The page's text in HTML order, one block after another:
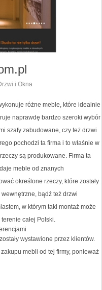
i Okna
różne meble, które idealnie
naprawdę bardzo szeroki wybór
szafy zabudowane, czy też drzwi
pochodzi ta firma i to właśnie w
są produkowane. Firma ta
meble od znanych
określone rzeczy, które zostały
bądź też drzwi
w którym taki montaż może
całej Polski.
wystawione przez klientów.
mebli od tej firmy, ponieważ